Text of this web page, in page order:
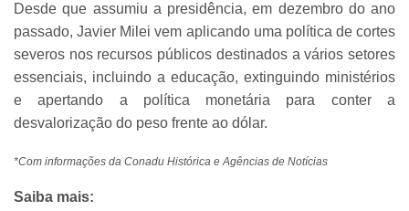
Desde que assumiu a presidência, em dezembro do ano
passado, Javier Milei vem aplicando uma política de cortes
severos nos recursos públicos destinados a vários setores
essenciais, incluindo a educação, extinguindo ministérios
e apertando a política monetária para conter a
desvalorização do peso frente ao dólar.
*Com informações da Conadu Histórica e Agências de Notícias
Saiba mais: